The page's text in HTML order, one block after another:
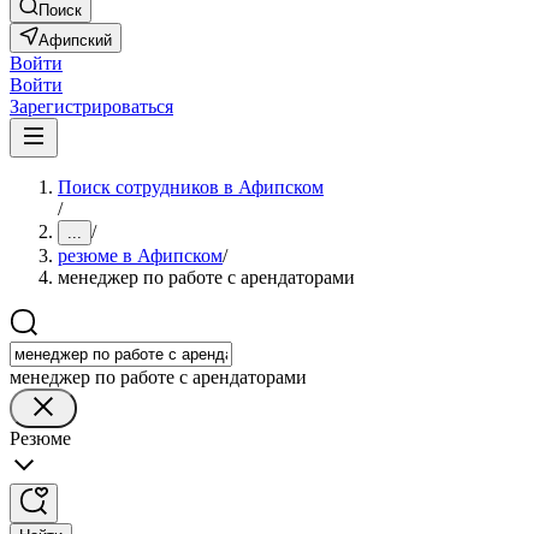
Поиск
Афипский
Войти
Войти
Зарегистрироваться
Поиск сотрудников в Афипском
/
... /
резюме в Афипском/
менеджер по работе с арендаторами
менеджер по работе с арендаторами
Резюме